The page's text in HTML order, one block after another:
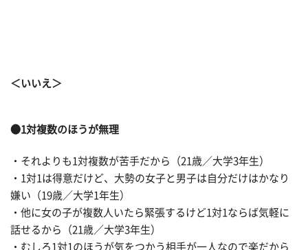
＜いいえ＞
●1対複数のほうが無理
・それよりも1対複数が苦手だから（21歳／大学3年生）
・1対1は得意だけど、大勢の女子と男子は自分だけはかなり
嫌い（19歳／大学1年生）
・他に女の子が複数人いたら緊張するけど1対1ならば気軽に
話せるから（21歳／大学3年生）
・むしろ1対1のほうが気をつかう相手が一人なので楽だから